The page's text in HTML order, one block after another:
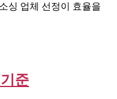
싱 업체 선정이 효율을
준